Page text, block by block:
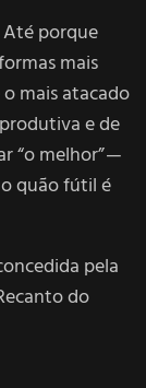
Até porque
mais
mais atacado
e de
“o melhor” —
quão fútil é
pela
do